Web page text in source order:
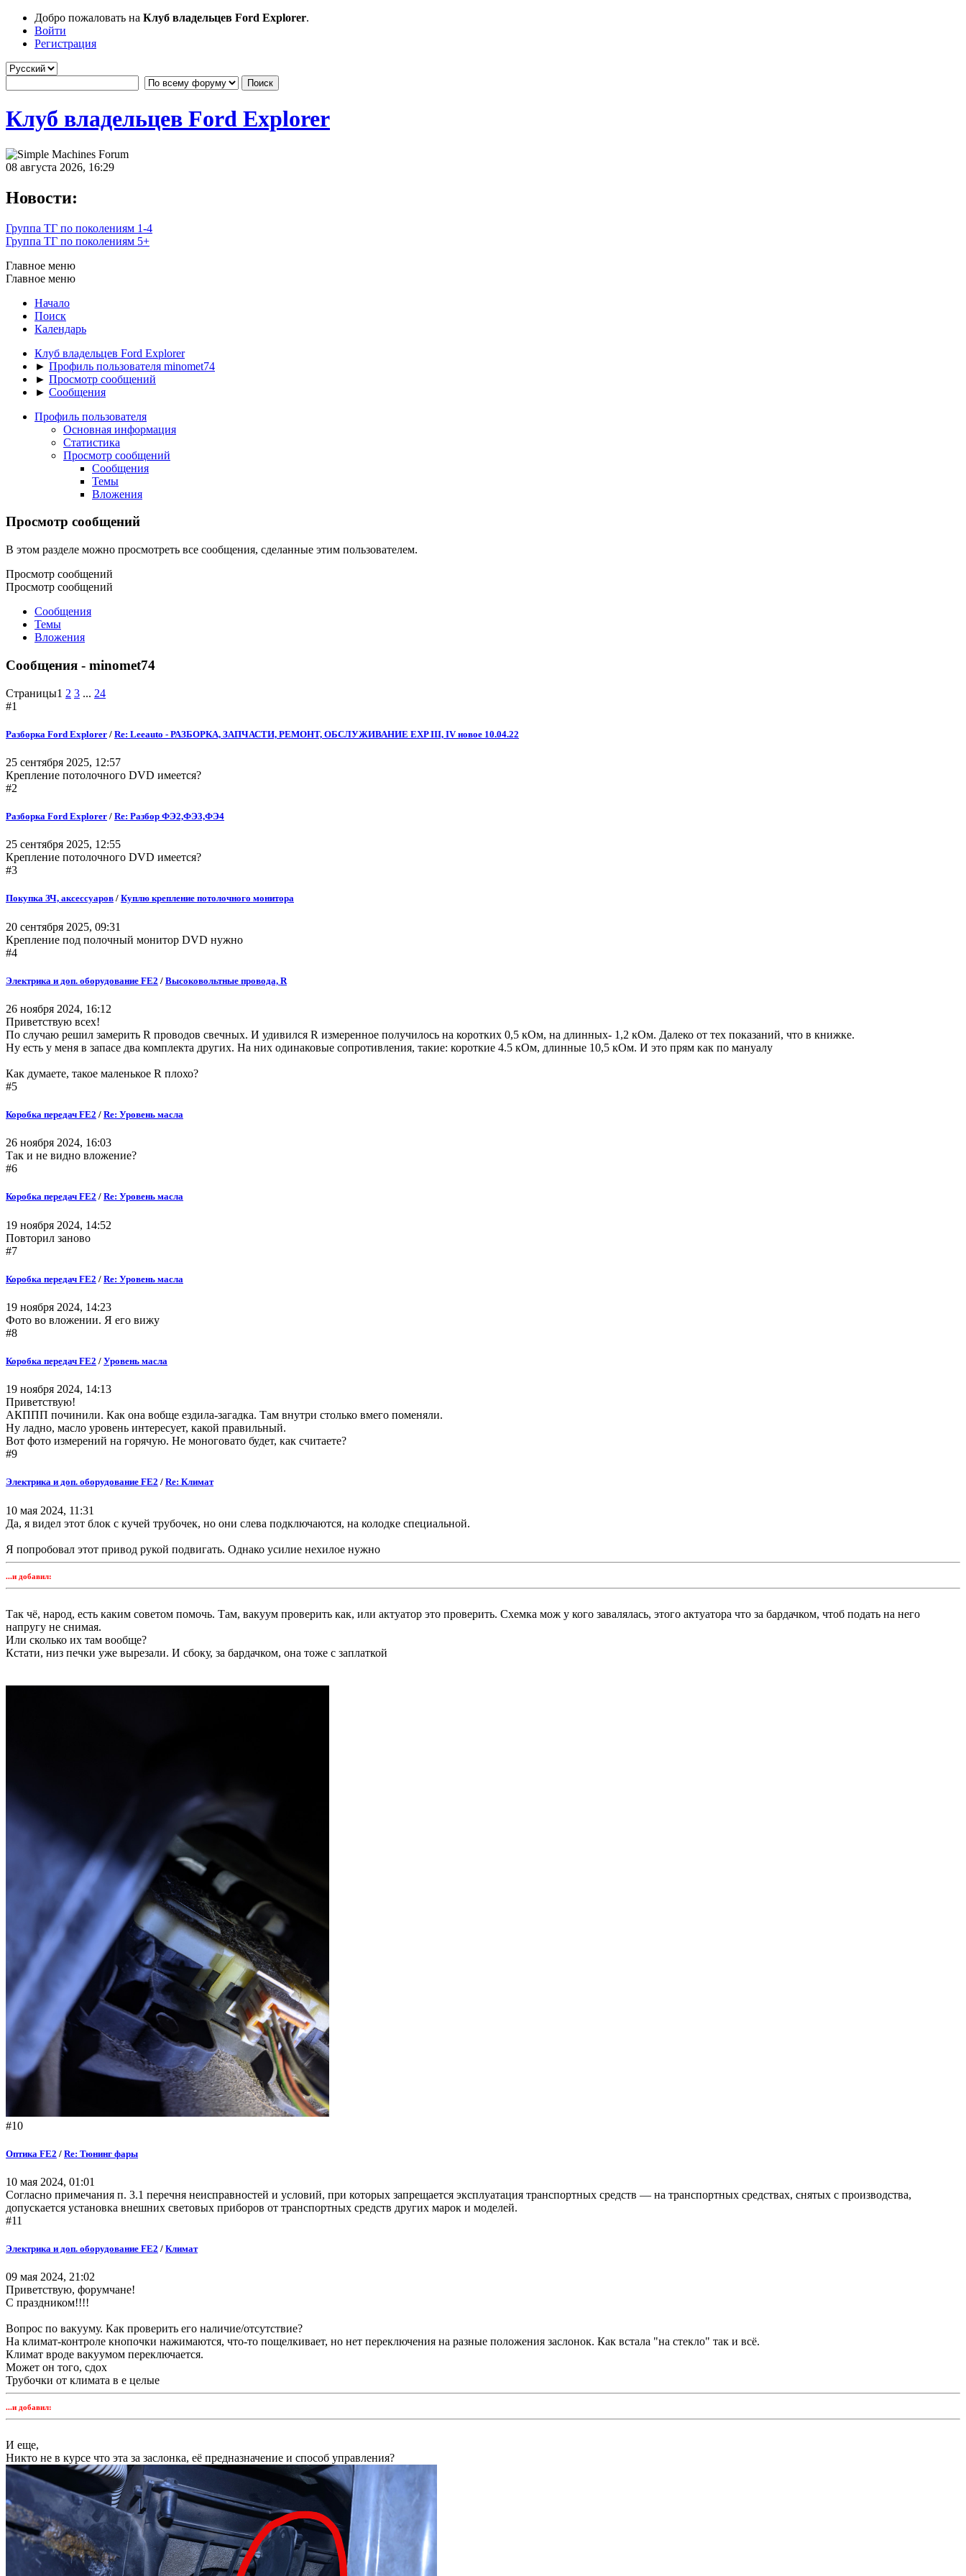
Добро пожаловать на Клуб владельцев Ford Explorer.
Войти
Регистрация
Клуб владельцев Ford Explorer
08 августа 2026, 16:29
Новости:
Группа ТГ по поколениям 1-4
Группа ТГ по поколениям 5+
Главное меню
Главное меню
Начало
Поиск
Календарь
Клуб владельцев Ford Explorer
► Профиль пользователя minomet74
► Просмотр сообщений
► Сообщения
Профиль пользователя
Основная информация
Статистика
Просмотр сообщений
Сообщения
Темы
Вложения
Просмотр сообщений
В этом разделе можно просмотреть все сообщения, сделанные этим пользователем.
Просмотр сообщений
Просмотр сообщений
Сообщения
Темы
Вложения
Сообщения - minomet74
Страницы1 2 3 ... 24
#1
Разборка Ford Explorer / Re: Leeauto - РАЗБОРКА, ЗАПЧАСТИ, РЕМОНТ, ОБСЛУЖИВАНИЕ EXP III, IV новое 10.04.22
25 сентября 2025, 12:57
Крепление потолочного DVD имеется?
#2
Разборка Ford Explorer / Re: Разбор ФЭ2,ФЭ3,ФЭ4
25 сентября 2025, 12:55
Крепление потолочного DVD имеется?
#3
Покупка ЗЧ, аксессуаров / Куплю крепление потолочного монитора
20 сентября 2025, 09:31
Крепление под полочный монитор DVD нужно
#4
Электрика и доп. оборудование FE2 / Высоковольтные провода, R
26 ноября 2024, 16:12
Приветствую всех!
По случаю решил замерить R проводов свечных. И удивился R измеренное получилось на коротких 0,5 кОм, на длинных- 1,2 кОм. Далеко от тех показаний, что в книжке.
Ну есть у меня в запасе два комплекта других. На них одинаковые сопротивления, такие: короткие 4.5 кОм, длинные 10,5 кОм. И это прям как по мануалу
Как думаете, такое маленькое R плохо?
#5
Коробка передач FE2 / Re: Уровень масла
26 ноября 2024, 16:03
Так и не видно вложение?
#6
Коробка передач FE2 / Re: Уровень масла
19 ноября 2024, 14:52
Повторил заново
#7
Коробка передач FE2 / Re: Уровень масла
19 ноября 2024, 14:23
Фото во вложении. Я его вижу
#8
Коробка передач FE2 / Уровень масла
19 ноября 2024, 14:13
Приветствую!
АКППП починили. Как она вобще ездила-загадка. Там внутри столько вмего поменяли.
Ну ладно, масло уровень интересует, какой правильный.
Вот фото измерений на горячую. Не моноговато будет, как считаете?
#9
Электрика и доп. оборудование FE2 / Re: Климат
10 мая 2024, 11:31
Да, я видел этот блок с кучей трубочек, но они слева подключаются, на колодке специальной.
Я попробовал этот привод рукой подвигать. Однако усилие нехилое нужно
...и добавил:
Так чё, народ, есть каким советом помочь. Там, вакуум проверить как, или актуатор это проверить. Схемка мож у кого завалялась, этого актуатора что за бардачком, чтоб подать на него
напругу не снимая.
Или сколько их там вообще?
Кстати, низ печки уже вырезали. И сбоку, за бардачком, она тоже с заплаткой
#10
Оптика FE2 / Re: Тюнинг фары
10 мая 2024, 01:01
Согласно примечания п. 3.1 перечня неисправностей и условий, при которых запрещается эксплуатация транспортных средств — на транспортных средствах, снятых с производства,
допускается установка внешних световых приборов от транспортных средств других марок и моделей.
#11
Электрика и доп. оборудование FE2 / Климат
09 мая 2024, 21:02
Приветствую, форумчане!
С праздником!!!!
Вопрос по вакууму. Как проверить его наличие/отсутствие?
На климат-контроле кнопочки нажимаются, что-то пощелкивает, но нет переключения на разные положения заслонок. Как встала "на стекло" так и всё.
Климат вроде вакуумом переключается.
Может он того, сдох
Трубочки от климата в е целые
...и добавил:
И еще,
Никто не в курсе что эта за заслонка, её предназначение и способ управления?